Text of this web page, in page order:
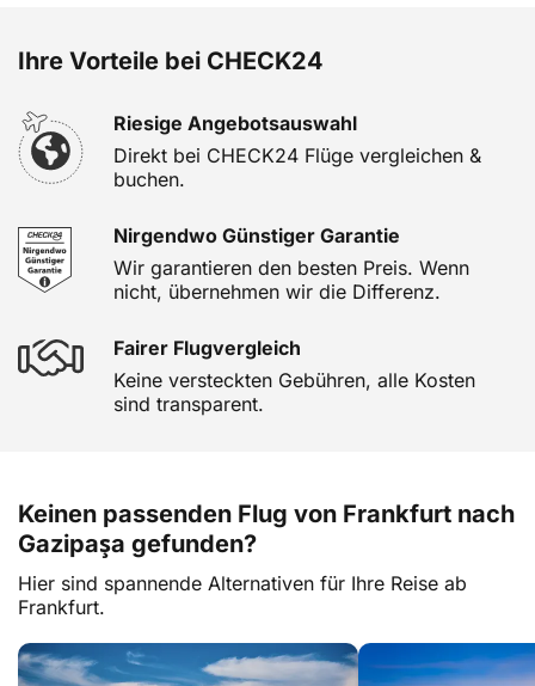
Ihre Vorteile bei CHECK24
Riesige Angebotsauswahl
Direkt bei CHECK24 Flüge vergleichen &
buchen.
Nirgendwo Günstiger Garantie
Wir garantieren den besten Preis. Wenn
nicht, übernehmen wir die Differenz.
Fairer Flugvergleich
Keine versteckten Gebühren, alle Kosten
sind transparent.
Keinen passenden Flug von Frankfurt nach
Gazipaşa gefunden?
Hier sind spannende Alternativen für Ihre Reise ab
Frankfurt.